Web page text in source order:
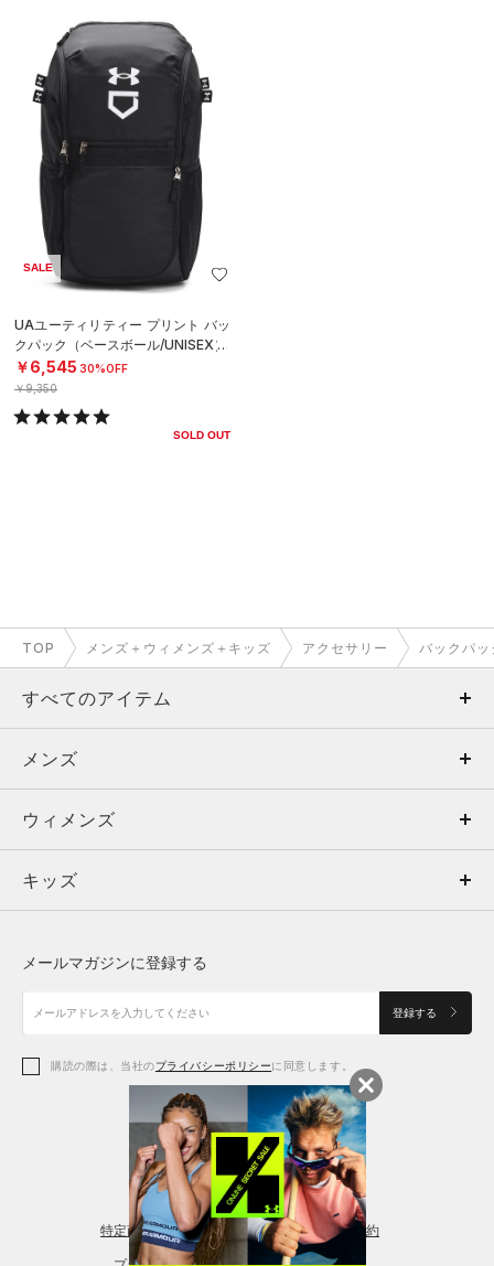
SALE
UAユーティリティー プリント バッ
クパック（ベースボール/UNISEX）
￥6,545 30%OFF
￥9,350
SOLD OUT
TOP メンズ＋ウィメンズ＋キッズ アクセサリー バックパ
すべてのアイテム
メンズ
ウィメンズ
キッズ
アクセサリー
メンズ
トップス
ボトムス
アクセサリー
ウィメンズ
トップス
シューズ
アクセサリー
レギンス＆タイツ
キッズ
シューズ
メールマガジンに登録する
登録する
購読の際は、当社のプライバシーポリシーに同意します。
特定商取引法に基づく通販の表記 会員規約